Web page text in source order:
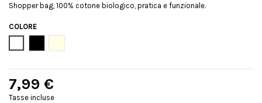
Shopper bag, 100% cotone biologico, pratica e funzionale.
COLORE
7,99 €
Tasse incluse